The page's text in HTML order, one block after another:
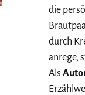
die
durch
anrege,
Als